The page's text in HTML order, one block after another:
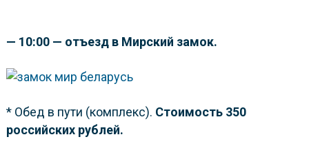
— 10:00 — отъезд в Мирский замок.
* Обед в пути (комплекс). Стоимость 350
российских рублей.